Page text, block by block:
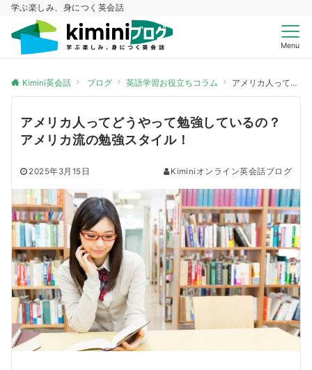
学ぶ楽しみ、身につく英会話
Menu
Kimini英会話 ブログ 英語学習お役立ちコラム アメリカ人ってどうやって勉強しているの？アメリカ流の勉強スタイル！
アメリカ人ってどうやって勉強しているの？
アメリカ流の勉強スタイル！
2025年3月15日 Kiminiオンライン英会話ブログ